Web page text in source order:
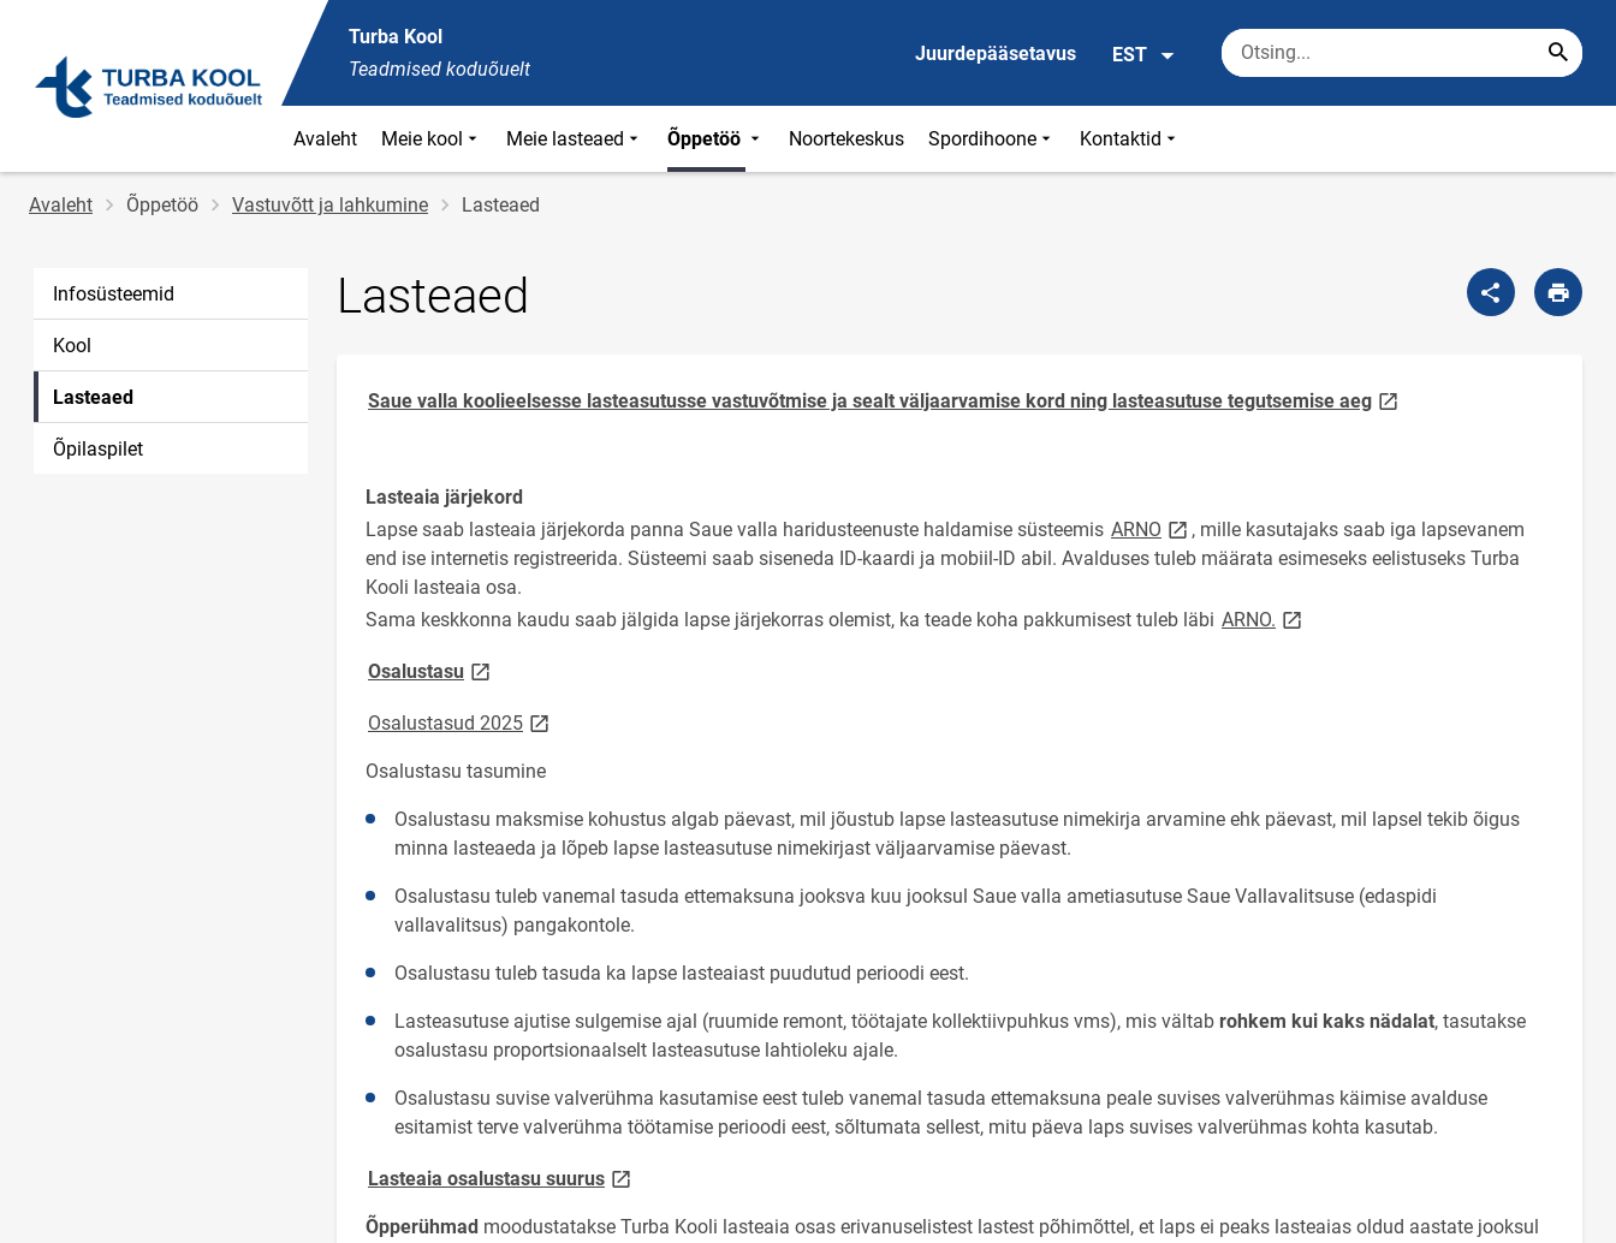
Turba Kool
Teadmised koduõuelt
Juurdepääsetavus EST
Avaleht Meie kool Meie lasteaed Õppetöö Noortekeskus Spordihoone Kontaktid
Jälglink
Avaleht Õppetöö Vastuvõtt ja lahkumine Lasteaed
Infosüsteemid
Kool
Lasteaed
Õpilaspilet
Lasteaed
Saue valla koolieelsesse lasteasutusse vastuvõtmise ja sealt väljaarvamise kord ning lasteasutuse tegutsemise aeglink opens on new page
Lasteaia järjekord
Lapse saab lasteaia järjekorda panna Saue valla haridusteenuste haldamise süsteemis ARNO link opens on new page
, mille kasutajaks saab iga lapsevanem
end ise internetis registreerida. Süsteemi saab siseneda ID-kaardi ja mobiil-ID abil. Avalduses tuleb määrata esimeseks eelistuseks Turba
Kooli lasteaia osa.
Sama keskkonna kaudu saab jälgida lapse järjekorras olemist, ka teade koha pakkumisest tuleb läbi ARNO. link opens on new page
Osalustasu link opens on new page
Osalustasud 2025 link opens on new page
Osalustasu tasumine
Osalustasu maksmise kohustus algab päevast, mil jõustub lapse lasteasutuse nimekirja arvamine ehk päevast, mil lapsel tekib õigus
minna lasteaeda ja lõpeb lapse lasteasutuse nimekirjast väljaarvamise päevast.
Osalustasu tuleb vanemal tasuda ettemaksuna jooksva kuu jooksul Saue valla ametiasutuse Saue Vallavalitsuse (edaspidi
vallavalitsus) pangakontole.
Osalustasu tuleb tasuda ka lapse lasteaiast puudutud perioodi eest.
Lasteasutuse ajutise sulgemise ajal (ruumide remont, töötajate kollektiivpuhkus vms), mis vältab rohkem kui kaks nädalat, tasutakse
osalustasu proportsionaalselt lasteasutuse lahtioleku ajale.
Osalustasu suvise valverühma kasutamise eest tuleb vanemal tasuda ettemaksuna peale suvises valverühmas käimise avalduse
esitamist terve valverühma töötamise perioodi eest, sõltumata sellest, mitu päeva laps suvises valverühmas kohta kasutab.
Lasteaia osalustasu suuruslink opens on new page
Õpperühmad moodustatakse Turba Kooli lasteaia osas erivanuselistest lastest põhimõttel, et laps ei peaks lasteaias oldud aastate jooksul